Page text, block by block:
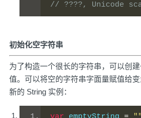
// ????, Unicode
初始化空字符串
为了构造一个很长的字符串，可以创
值。可以将空的字符串字面量赋值给
新的 String 实例：